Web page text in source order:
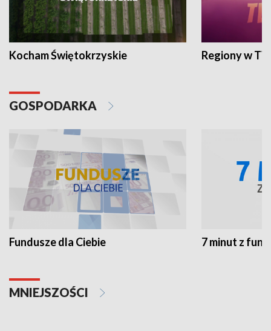
Kocham Świętokrzyskie Regiony w
GOSPODARKA
Fundusze dla Ciebie 7 minut z
MNIEJSZOŚCI